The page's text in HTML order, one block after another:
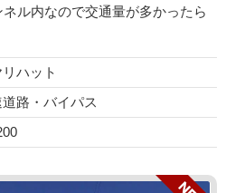
ル内なので交通量が多かったら
リハット
路・バイパス